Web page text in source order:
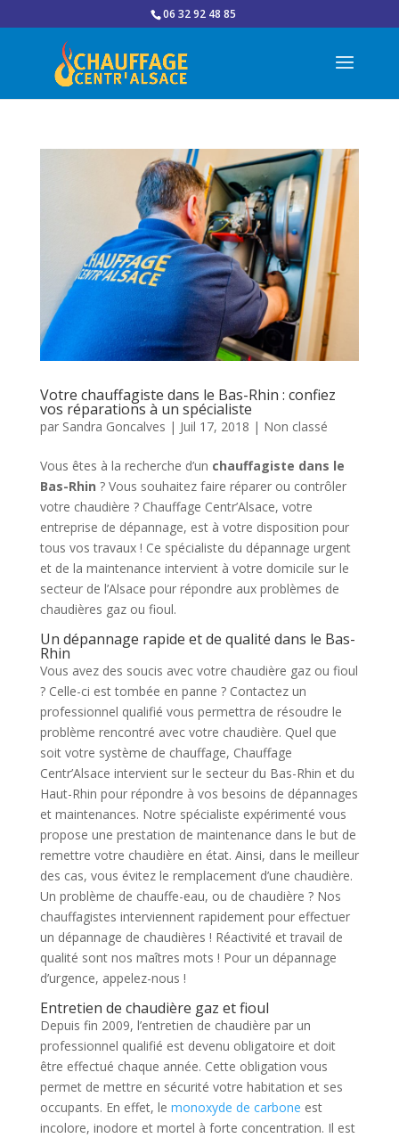
06 32 92 48 85
Votre chauffagiste dans le Bas-Rhin : confiez
vos réparations à un spécialiste
par Sandra Goncalves | Juil 17, 2018 | Non classé
Vous êtes à la recherche d’un chauffagiste dans le
Bas-Rhin ? Vous souhaitez faire réparer ou contrôler
votre chaudière ? Chauffage Centr’Alsace, votre
entreprise de dépannage, est à votre disposition pour
tous vos travaux ! Ce spécialiste du dépannage urgent
et de la maintenance intervient à votre domicile sur le
secteur de l’Alsace pour répondre aux problèmes de
chaudières gaz ou fioul.
Un dépannage rapide et de qualité dans le Bas-
Rhin
Vous avez des soucis avec votre chaudière gaz ou fioul
? Celle-ci est tombée en panne ? Contactez un
professionnel qualifié vous permettra de résoudre le
problème rencontré avec votre chaudière. Quel que
soit votre système de chauffage, Chauffage
Centr’Alsace intervient sur le secteur du Bas-Rhin et du
Haut-Rhin pour répondre à vos besoins de dépannages
et maintenances. Notre spécialiste expérimenté vous
propose une prestation de maintenance dans le but de
remettre votre chaudière en état. Ainsi, dans le meilleur
des cas, vous évitez le remplacement d’une chaudière.
Un problème de chauffe-eau, ou de chaudière ? Nos
chauffagistes interviennent rapidement pour effectuer
un dépannage de chaudières ! Réactivité et travail de
qualité sont nos maîtres mots ! Pour un dépannage
d’urgence, appelez-nous !
Entretien de chaudière gaz et fioul
Depuis fin 2009, l’entretien de chaudière par un
professionnel qualifié est devenu obligatoire et doit
être effectué chaque année. Cette obligation vous
permet de mettre en sécurité votre habitation et ses
occupants. En effet, le monoxyde de carbone est
incolore, inodore et mortel à forte concentration. Il est